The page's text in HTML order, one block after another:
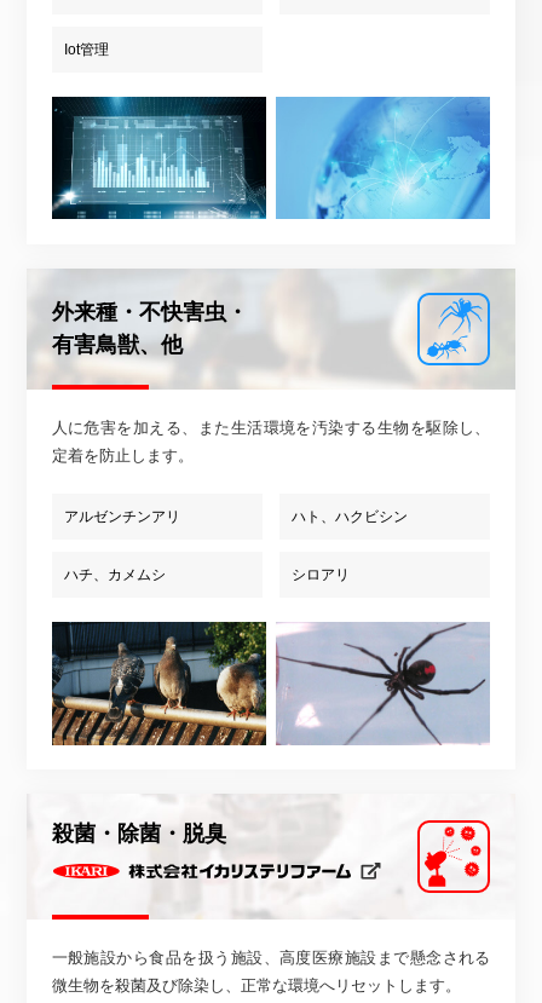
Iot管理
外来種・不快害虫・
有害鳥獣、他
人に危害を加える、また生活環境を汚染する生物を駆除し、
定着を防止します。
アルゼンチンアリ ハト、ハクビシン
ハチ、カメムシ シロアリ
殺菌・除菌・脱臭
一般施設から食品を扱う施設、高度医療施設まで懸念される
微生物を殺菌及び除染し、正常な環境へリセットします。